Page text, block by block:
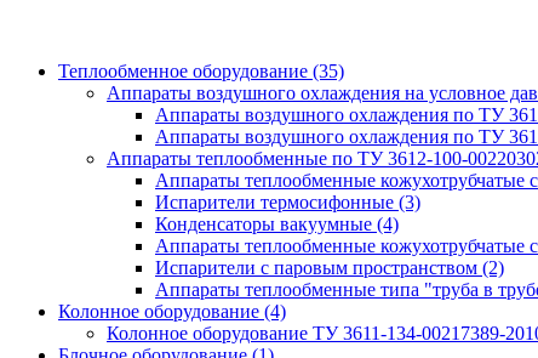
Теплообменное оборудование (35)
Аппараты воздушного охлаждения на условное
Аппараты воздушного охлаждения по ТУ
Аппараты воздушного охлаждения по ТУ
Аппараты теплообменные по ТУ 3612-100-
Аппараты теплообменные
Испарители термосифонные (3)
Конденсаторы вакуумные (4)
Аппараты теплообменные кожухотрубчатые
Испарители с паровым пространством (2)
Аппараты теплообменные типа "труба в
Колонное оборудование (4)
Колонное оборудование ТУ 3611-134-00217389-